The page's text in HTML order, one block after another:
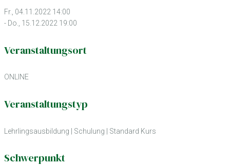
Fr., 04.11.2022 14:00
- Do., 15.12.2022 19:00
Veranstaltungsort
ONLINE
Veranstaltungstyp
Lehrlingsausbildung | Schulung | Standard Kurs
Schwerpunkt